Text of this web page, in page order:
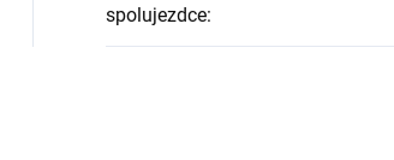
spolujezdce: